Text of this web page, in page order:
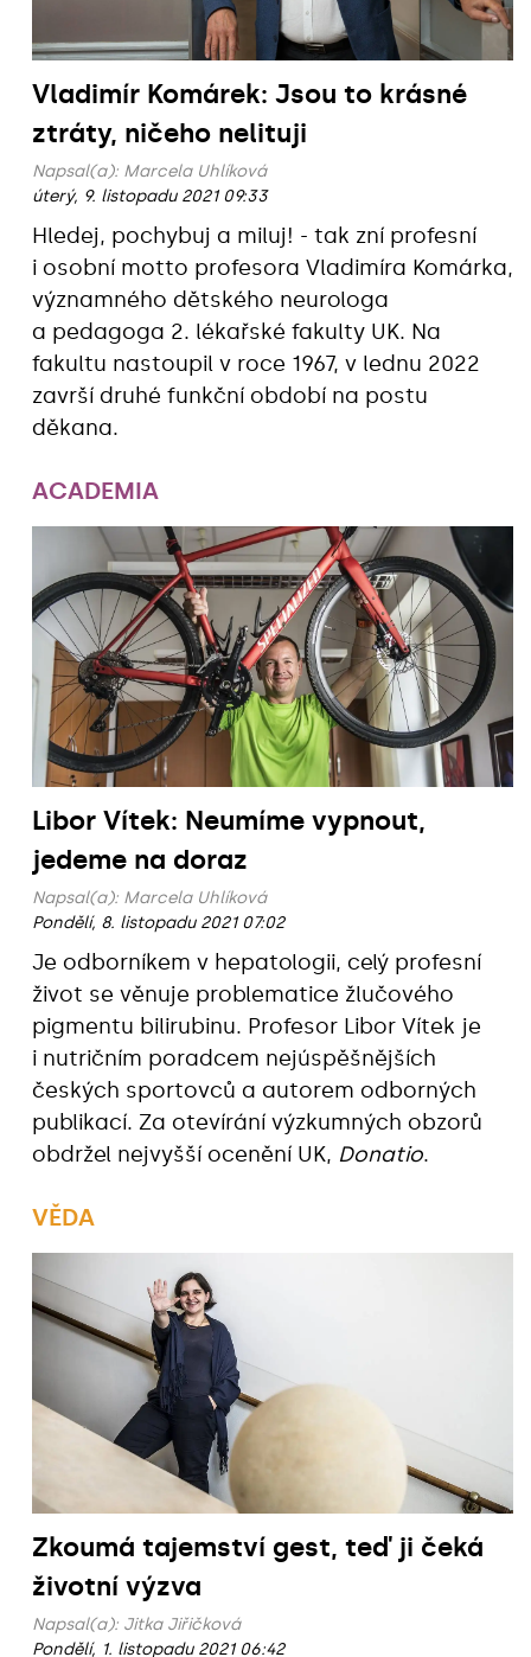
Vladimír Komárek: Jsou to krásné
ztráty, ničeho nelituji
Napsal(a): Marcela Uhlíková
úterý, 9. listopadu 2021 09:33
Hledej, pochybuj a miluj! - tak zní profesní
i osobní motto profesora Vladimíra Komárka,
významného dětského neurologa
a pedagoga 2. lékařské fakulty UK. Na
fakultu nastoupil v roce 1967, v lednu 2022
završí druhé funkční období na postu
děkana.
ACADEMIA
Libor Vítek: Neumíme vypnout,
jedeme na doraz
Napsal(a): Marcela Uhlíková
Pondělí, 8. listopadu 2021 07:02
Je odborníkem v hepatologii, celý profesní
život se věnuje problematice žlučového
pigmentu bilirubinu. Profesor Libor Vítek je
i nutričním poradcem nejúspěšnějších
českých sportovců a autorem odborných
publikací. Za otevírání výzkumných obzorů
obdržel nejvyšší ocenění UK, Donatio.
VĚDA
Zkoumá tajemství gest, teď ji čeká
životní výzva
Napsal(a): Jitka Jiřičková
Pondělí, 1. listopadu 2021 06:42